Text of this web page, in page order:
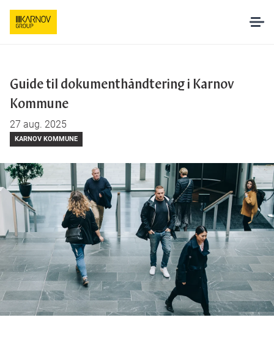
AI hos Karnov
Pakker og priser
Undervisning
Om os
Bøger Login
Guide til dokumenthåndtering i Karnov
Kommune
27 aug. 2025
KARNOV KOMMUNE